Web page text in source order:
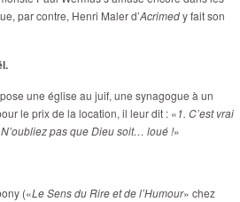
par contre, Henri Maler d’Acrimedy fait son
une église au juif, une synagogue à un
le prix de la location, il leur dit : «1. C’est vrai
pas que Dieu soit… loué !»
(«Le Sens du Rire et de l’Humour» chez